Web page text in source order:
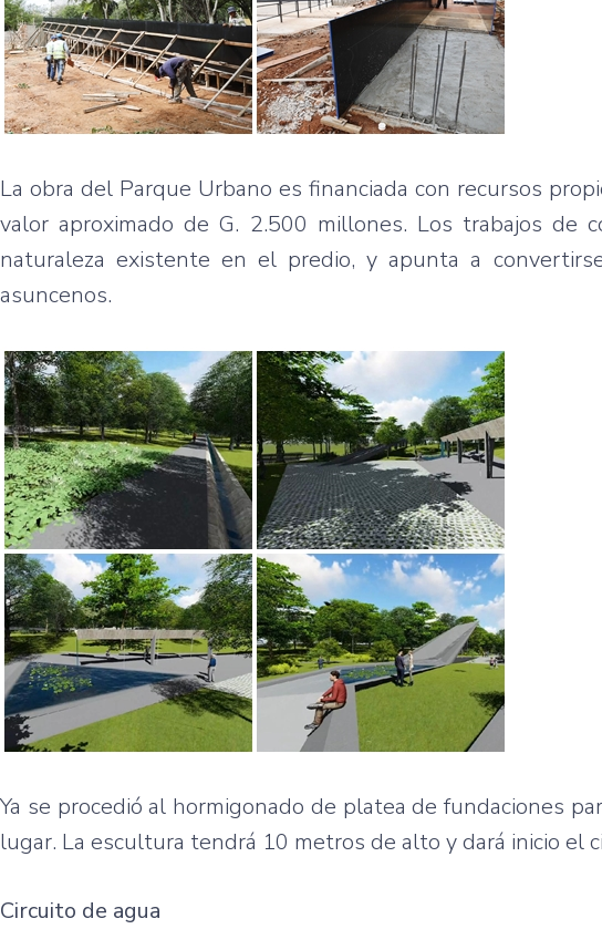
La obra del Parque Urbano es financiada con recursos
valor aproximado de G. 2.500 millones. Los trabajos de
naturaleza existente en el predio, y apunta a
asuncenos.
Ya se procedió al hormigonado de platea de fundaciones
lugar. La escultura tendrá 10 metros de alto y dará inicio el
Circuito de agua